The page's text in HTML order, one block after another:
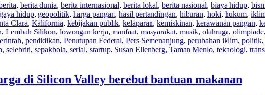
, berita dunia, berita internasional, berita lokal, berita nasional, biaya hidup,
gaya hidup, geopolitik, harga pangan, hasil pertandingan, hiburan, hoki, hukum,
Clara, Kalifornia, kebijakan publik, kelaparan, kemiskinan, kerawanan pangan,
, Lembah Silikon, lowongan kerja, manfaat, masyarakat, musik, olahraga, olimpiade,
, pendidikan, Penutupan Federal, Pers Semenanjung, perubahan iklim, politik,
, selebriti, sepakbola, serial, startup, Susan Ellenberg, Taman Menlo, teknologi,
di Silicon Valley berebut bantuan makanan